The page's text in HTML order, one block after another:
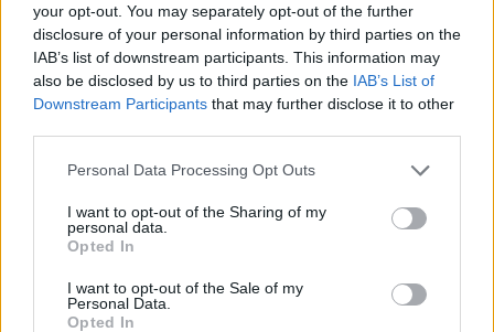
your opt-out. You may separately opt-out of the further
disclosure of your personal information by third parties on the
IAB’s list of downstream participants. This information may
also be disclosed by us to third parties on the IAB’s List of
Downstream Participants that may further disclose it to other
Personal Data Processing Opt Outs
I want to opt-out of the Sharing of my
personal data.
Opted In
I want to opt-out of the Sale of my
Personal Data.
Opted In
Στρατιωτικές ανάγκες ή ισότητα
των φύλων;